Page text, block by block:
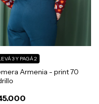
Armenia - print 70
3 Y PAGÁ 2